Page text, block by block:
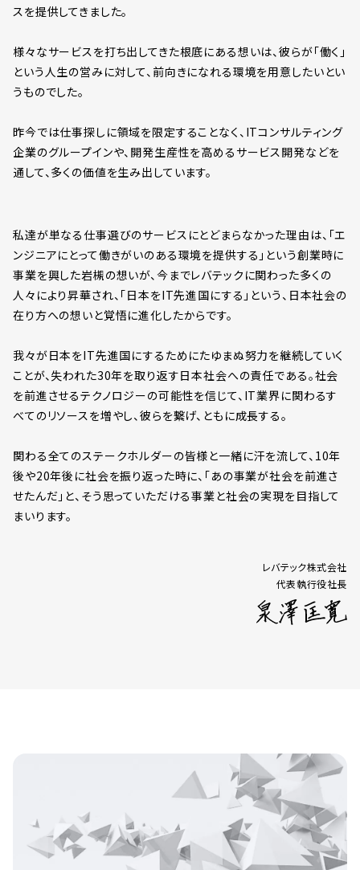
スを提供してきました。
様々なサービスを打ち出してきた根底にある想いは、彼らが「働く」
という人生の営みに対して、前向きになれる環境を用意したいとい
うものでした。
昨今では仕事探しに領域を限定することなく、ITコンサルティング
企業のグループインや、開発生産性を高めるサービス開発などを
通して、多くの価値を生み出しています。
私達が単なる仕事選びのサービスにとどまらなかった理由は、「エ
ンジニアにとって働きがいのある環境を提供する」という創業時に
事業を興した岩槻の想いが、今までレバテックに関わった多くの
人々により昇華され、「日本をIT先進国にする」という、日本社会の
在り方への想いと覚悟に進化したからです。
我々が日本をIT先進国にするためにたゆまぬ努力を継続していく
ことが、失われた30年を取り返す日本社会への責任である。社会
を前進させるテクノロジーの可能性を信じて、IT業界に関わるす
べてのリソースを増やし、彼らを繋げ、ともに成長する。
関わる全てのステークホルダーの皆様と一緒に汗を流して、10年
後や20年後に社会を振り返った時に、「あの事業が社会を前進さ
せたんだ」と、そう思っていただける事業と社会の実現を目指して
まいります。
レバテック株式会社
代表執行役社長